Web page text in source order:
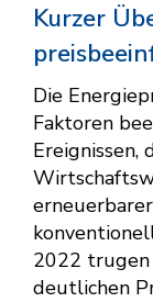
Kurzer
Die
Faktoren
2022 trugen
deutlichen